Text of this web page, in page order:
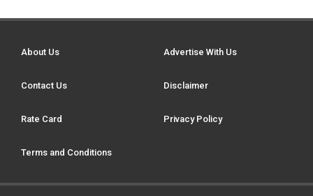
About Us Advertise With Us
Contact Us Disclaimer
Rate Card Privacy Policy
Terms and Conditions